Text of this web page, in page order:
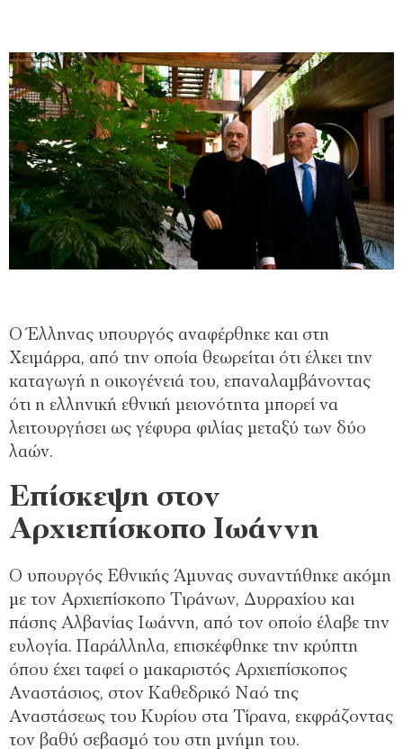
Ο Έλληνας υπουργός αναφέρθηκε και στη
Χειμάρρα, από την οποία θεωρείται ότι έλκει την
καταγωγή η οικογένειά του, επαναλαμβάνοντας
ότι η ελληνική εθνική μειονότητα μπορεί να
λειτουργήσει ως γέφυρα φιλίας μεταξύ των δύο
λαών.
Επίσκεψη στον
Αρχιεπίσκοπο Ιωάννη
Ο υπουργός Εθνικής Άμυνας συναντήθηκε ακόμη
με τον Αρχιεπίσκοπο Τιράνων, Δυρραχίου και
πάσης Αλβανίας Ιωάννη, από τον οποίο έλαβε την
ευλογία. Παράλληλα, επισκέφθηκε την κρύπτη
όπου έχει ταφεί ο μακαριστός Αρχιεπίσκοπος
Αναστάσιος, στον Καθεδρικό Ναό της
Αναστάσεως του Κυρίου στα Τίρανα, εκφράζοντας
τον βαθύ σεβασμό του στη μνήμη του.